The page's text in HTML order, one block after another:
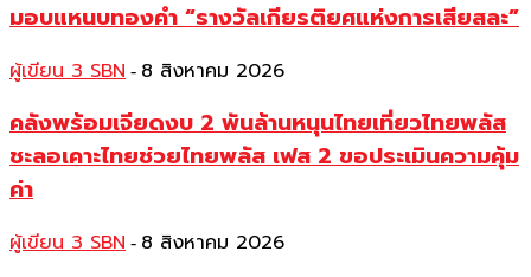
มอบแหนบทองคำ “รางวัลเกียรติยศแห่งการเสียสละ”
ผู้เขียน 3 SBN - 8 สิงหาคม 2026
คลังพร้อมเจียดงบ 2 พันล้านหนุนไทยเที่ยวไทยพลัส
ชะลอเคาะไทยช่วยไทยพลัส เฟส 2 ขอประเมินความคุ้ม
ค่า
ผู้เขียน 3 SBN - 8 สิงหาคม 2026